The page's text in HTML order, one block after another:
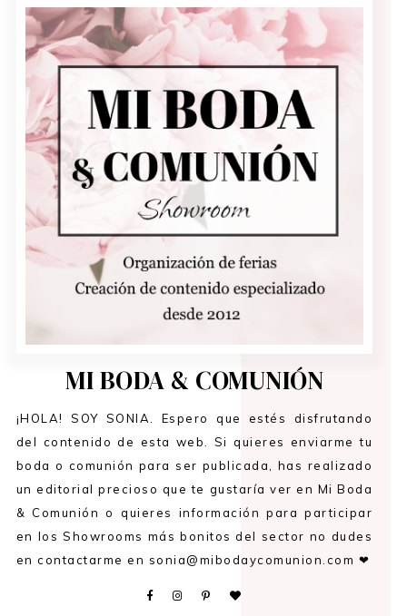
MI BODA & COMUNIÓN
¡HOLA! SOY SONIA. Espero que estés disfrutando
del contenido de esta web. Si quieres enviarme tu
boda o comunión para ser publicada, has realizado
un editorial precioso que te gustaría ver en Mi Boda
& Comunión o quieres información para participar
en los Showrooms más bonitos del sector no dudes
en contactarme en sonia@mibodaycomunion.com ❤